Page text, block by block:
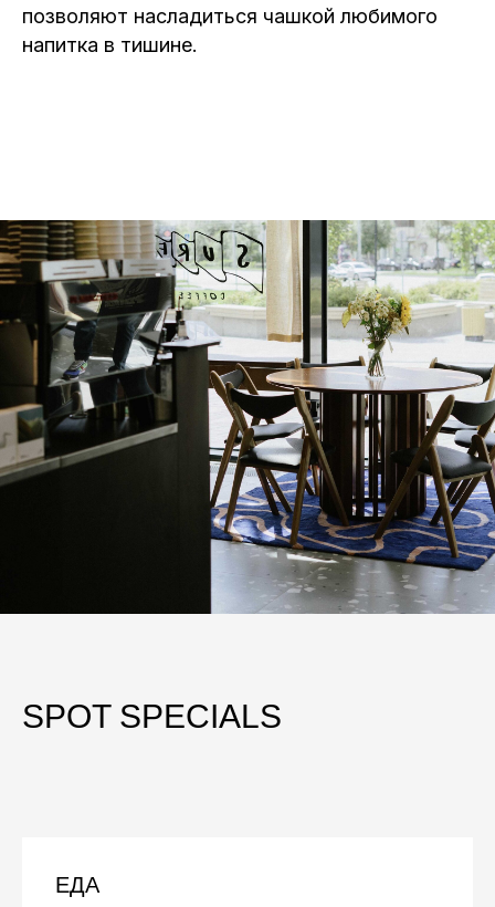
позволяют насладиться чашкой любимого
напитка в тишине.
SPOT SPECIALS
ЕДА